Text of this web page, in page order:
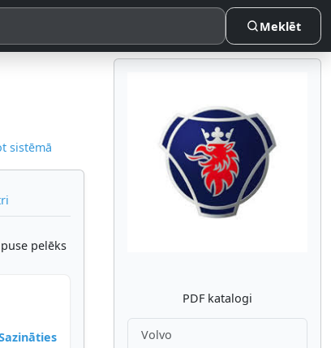
Meklēt
sistēmā
pelēks
Atpakaļ
PDF katalogi
Volvo